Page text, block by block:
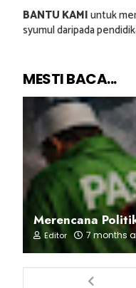
BANTU KAMIuntuk
syumul daripada
MESTI BACA...
Merencana
Editor 7 months